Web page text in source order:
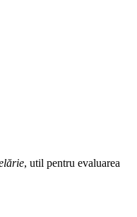
, util pentru evaluarea